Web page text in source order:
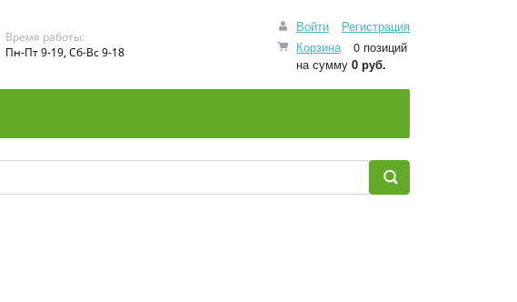
Войти
Регистрация
Корзина
0 позиций
на сумму 0 руб.
Время работы:
Пн-Пт 9-19, Сб-Вс 9-18